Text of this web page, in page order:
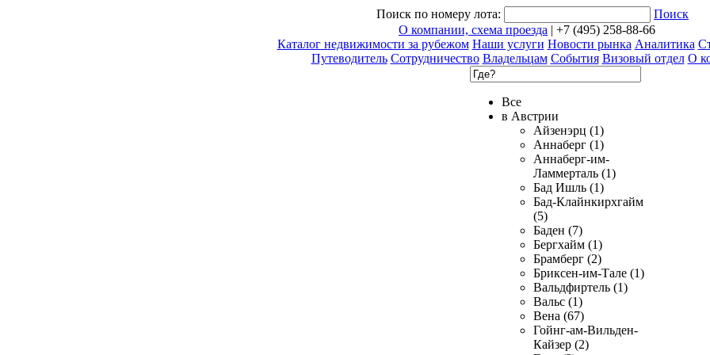
Поиск по номеру лота:
Поиск
О компании, схема проезда | +7 (495) 258-88-66
Каталог недвижимости за рубежом Наши услуги Новости рынка Аналитика
Путеводитель Сотрудничество Владельцам События Визовый отдел О
Все
в Австрии
Айзенэрц (1)
Аннаберг (1)
Аннаберг-им-
Ламмерталь (1)
Бад Ишль (1)
Бад-Клайнкирхгайм
(5)
Баден (7)
Бергхайм (1)
Брамберг (2)
Бриксен-им-Тале (1)
Вальдфиртель (1)
Вальс (1)
Вена (67)
Гойнг-ам-Вильден-
Кайзер (2)